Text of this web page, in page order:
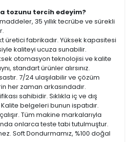
tozunu tercih edeyim?
35 yıllık tecrübe ve sürekli
üretici fabrikadır. Yüksek kapasitesi
kaliteyi ucuza sunabilir.
otomasyon teknolojisi ve kalite
standart ürünler alırsınız.
7/24 ulaşılabilir ve çözüm
her zaman arkasındadır.
sahibidir. Sıklıkla iç ve dış
belgeleri bunun ispatıdır.
Tüm makine markalarıyla
onlarca teste tabi tutulmuştur.
Soft Dondurmamız, %100 doğal